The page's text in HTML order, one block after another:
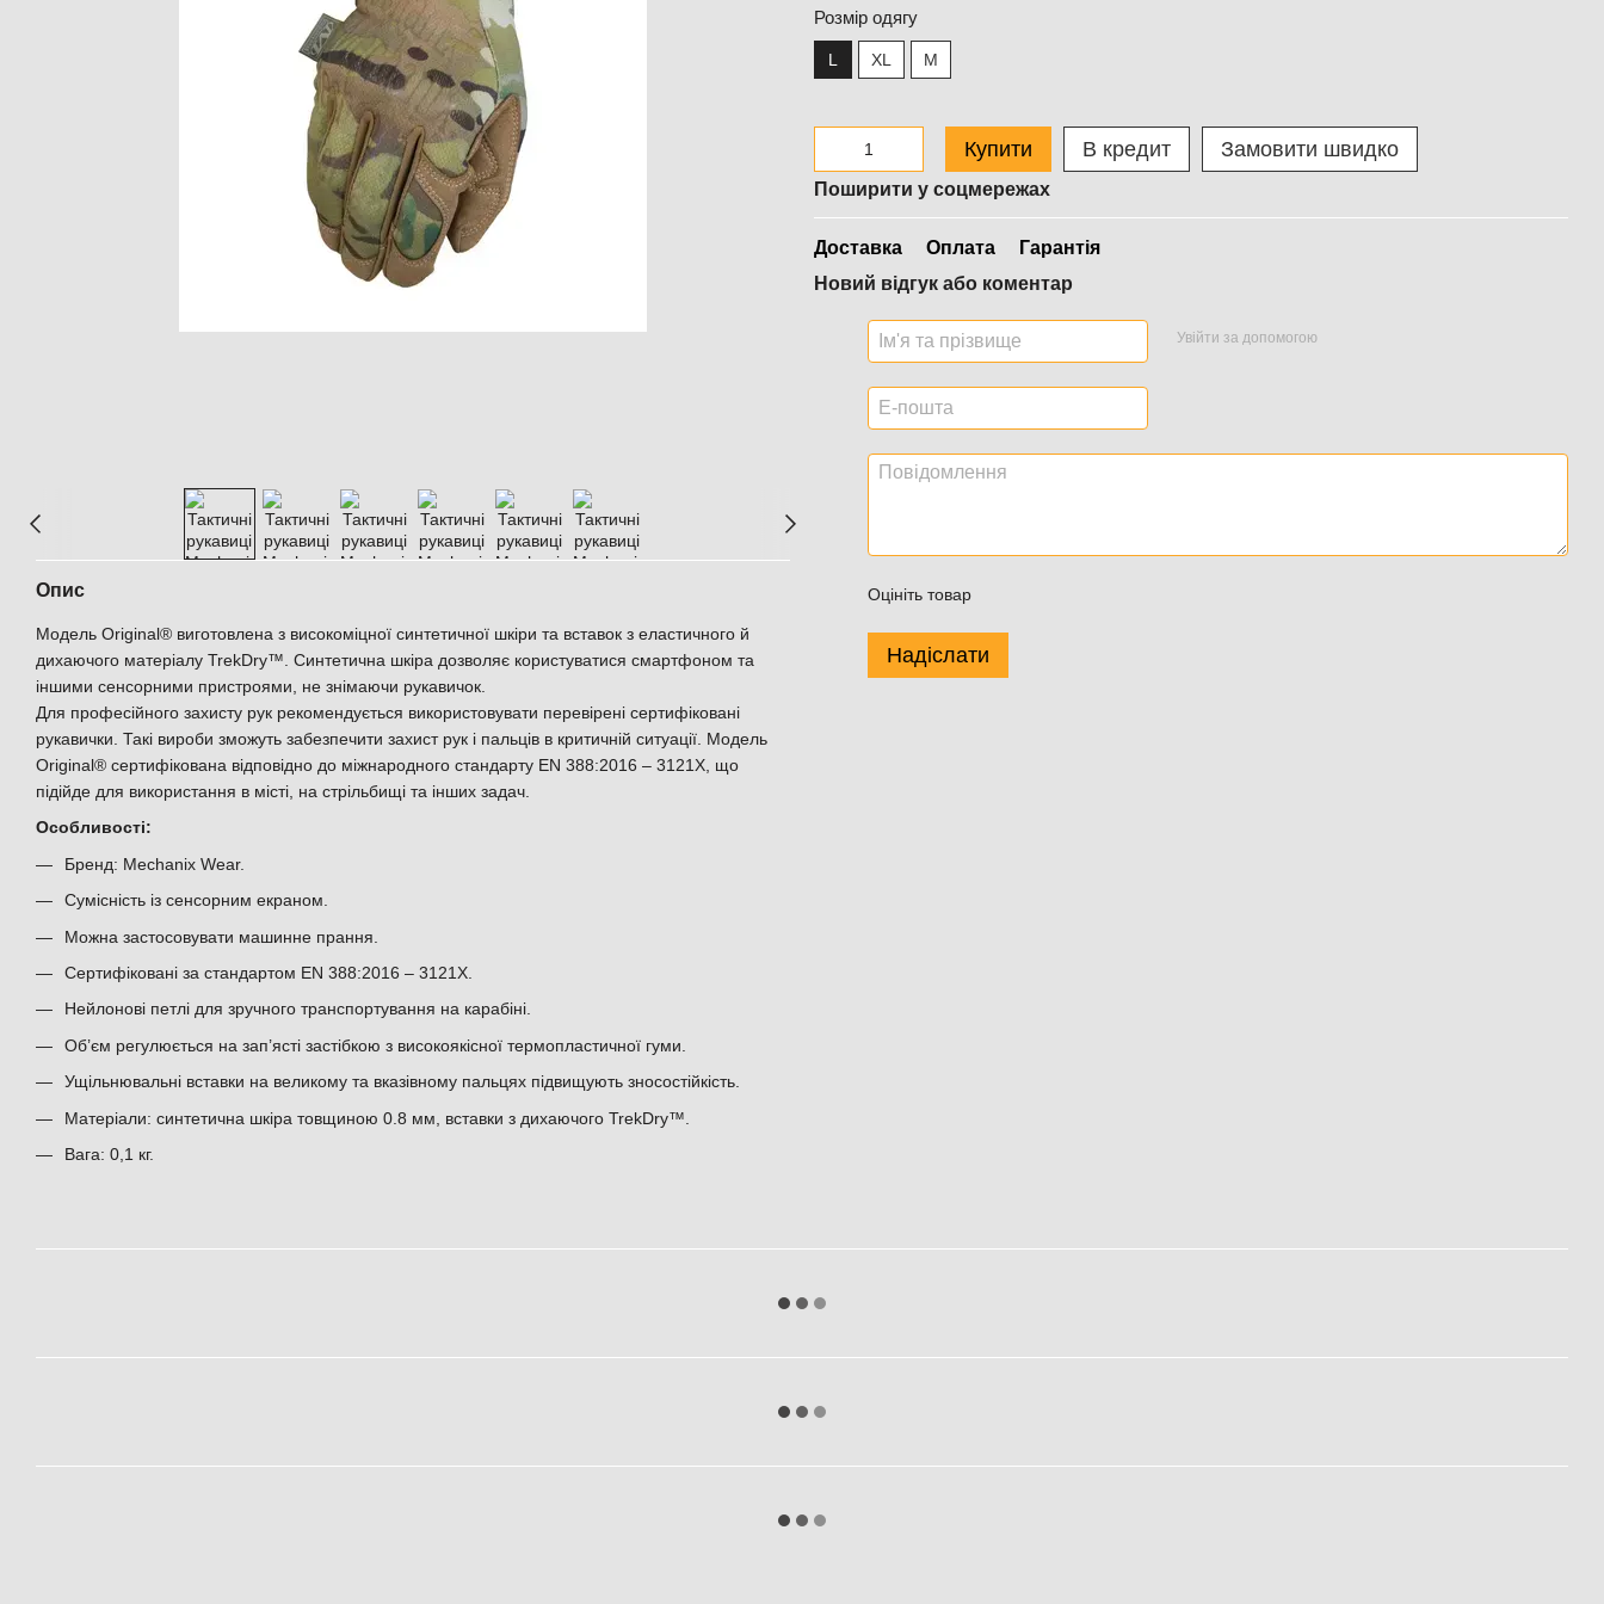
Опис
Модель Original® виготовлена з високоміцної синтетичної шкіри та вставок з еластичного й
дихаючого матеріалу TrekDry™. Синтетична шкіра дозволяє користуватися смартфоном та
іншими сенсорними пристроями, не знімаючи рукавичок.
Для професійного захисту рук рекомендується використовувати перевірені сертифіковані
рукавички. Такі вироби зможуть забезпечити захист рук і пальців в критичній ситуації. Модель
Original® сертифікована відповідно до міжнародного стандарту EN 388:2016 – 3121X, що
підійде для використання в місті, на стрільбищі та інших задач.
Особливості:
Бренд: Mechanix Wear.
Сумісність із сенсорним екраном.
Можна застосовувати машинне прання.
Сертифіковані за стандартом EN 388:2016 – 3121X.
Нейлонові петлі для зручного транспортування на карабіні.
Об’єм регулюється на зап’ясті застібкою з високоякісної термопластичної гуми.
Ущільнювальні вставки на великому та вказівному пальцях підвищують зносостійкість.
Матеріали: синтетична шкіра товщиною 0.8 мм, вставки з дихаючого TrekDry™.
Вага: 0,1 кг.
Розмір одягу
L XL M
Купити В кредит Замовити швидко
Поширити у соцмережах
Доставка Оплата
Гарантія
Новий відгук або коментар
Увійти за допомогою
Оцініть товар
Надіслати